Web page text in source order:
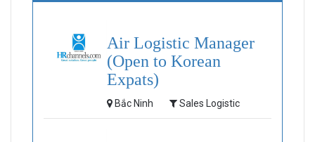
Air Logistic Manager
(Open to Korean
Expats)
Bắc Ninh Sales Logistic